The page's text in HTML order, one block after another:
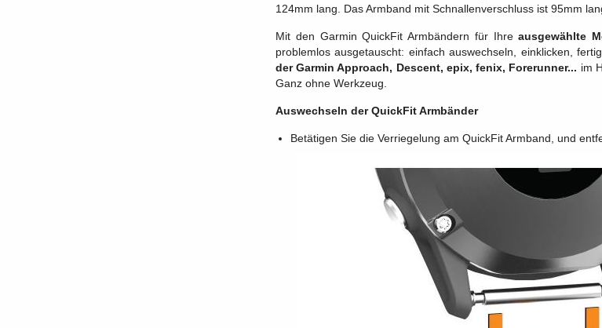
124mm lang. Das Armband mit Schnallenverschluss ist 95mm
Mit den Garmin QuickFit Armbändern für Ihreausgewählte
problemlos ausgetauscht: einfach auswechseln, einklicken,
der Garmin Approach, Descent, epix, fenix, Forerunner... im
Ganz ohne Werkzeug.
Auswechseln der QuickFit Armbänder
Betätigen Sie die Verriegelung am QuickFit Armband, und